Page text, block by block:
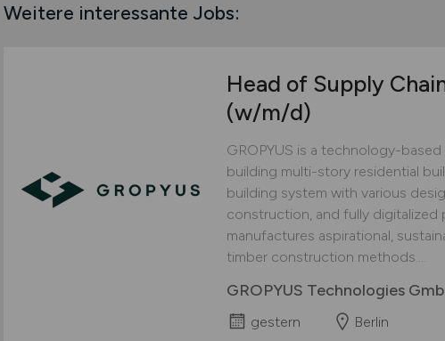
Weitere interessante Jobs:
Head of Supply
(w/m/d)
GROPYUS is a technology-
building multi-story residential
building system with various
construction, and fully digitalized
manufactures aspirational,
timber construction methods....
GROPYUS Technologies
gestern Berlin